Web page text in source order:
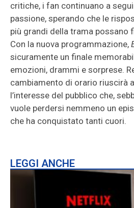
critiche, i fan continuano a
passione, sperando che le
più grandi della trama possano
Con la nuova programmazione,
sicuramente un finale
emozioni, drammi e sorprese.
cambiamento di orario riuscirà
l’interesse del pubblico che,
vuole perdersi nemmeno un
che ha conquistato tanti cuori.
LEGGI ANCHE